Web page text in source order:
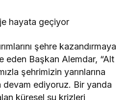
hayata geçiyor
şehre kazandırmaya
eden Başkan Alemdar, “Alt
şehrimizin yarınlarına
devam ediyoruz. Bir yanda
küresel su krizleri